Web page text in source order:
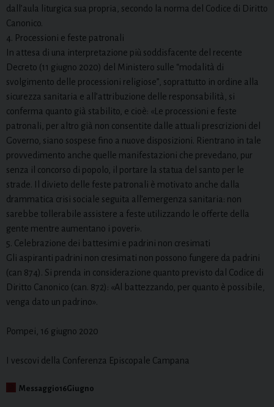
dall’aula liturgica sua propria, secondo la norma del Codice di Diritto
Canonico.
4. Processioni e feste patronali
In attesa di una interpretazione più soddisfacente del recente
Decreto (11 giugno 2020) del Ministero sulle “modalità di
svolgimento delle processioni religiose”, soprattutto in ordine alla
sicurezza sanitaria e all’attribuzione delle responsabilità, si
conferma quanto già stabilito, e cioè: «Le processioni e feste
patronali, per altro già non consentite dalle attuali prescrizioni del
Governo, siano sospese fino a nuove disposizioni. Rientrano in tale
provvedimento anche quelle manifestazioni che prevedano, pur
senza il concorso di popolo, il portare la statua del santo per le
strade. Il divieto delle feste patronali è motivato anche dalla
drammatica crisi sociale seguita all’emergenza sanitaria: non
sarebbe tollerabile assistere a feste utilizzando le offerte della
gente mentre aumentano i poveri».
5. Celebrazione dei battesimi e padrini non cresimati
Gli aspiranti padrini non cresimati non possono fungere da padrini
(can 874). Si prenda in considerazione quanto previsto dal Codice di
Diritto Canonico (can. 872): «Al battezzando, per quanto è possibile,
venga dato un padrino».
Pompei, 16 giugno 2020
I vescovi della Conferenza Episcopale Campana
Messaggio16Giugno